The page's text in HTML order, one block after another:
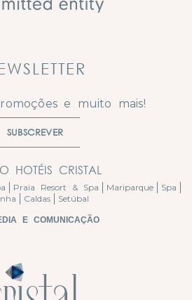
e muito mais!
SUBSCREVER
HOTÉIS CRISTAL
Praia Resort & Spa Mariparque
Spa
Caldas Setúbal
E COMUNICAÇÃO